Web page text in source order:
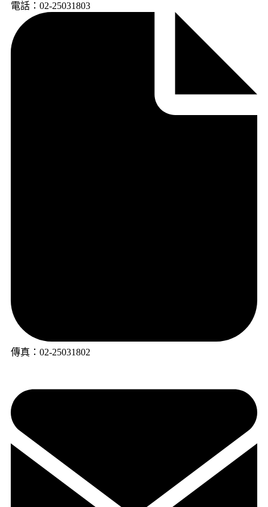
電話：02-25031803
傳真：02-25031802